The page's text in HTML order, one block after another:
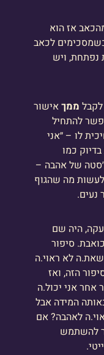
אז הוא
לכאב
נפתחת, ויש
ממךאישור
להתחיל
לו – ״אני
כמו
של אהבה –
מה שהגוף
נעים.
היה שם
סיפור
לא ראוי.ה
הזה, ואז
אחר אני יכול.ה
המידה אבל
לאהבה? אם
להשתמש